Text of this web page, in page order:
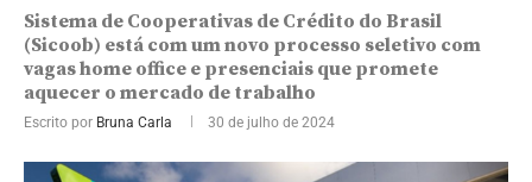
Sistema de Cooperativas de Crédito do Brasil
(Sicoob) está com um novo processo seletivo com
vagas home office e presenciais que promete
aquecer o mercado de trabalho
Escrito por Bruna Carla 30 de julho de 2024